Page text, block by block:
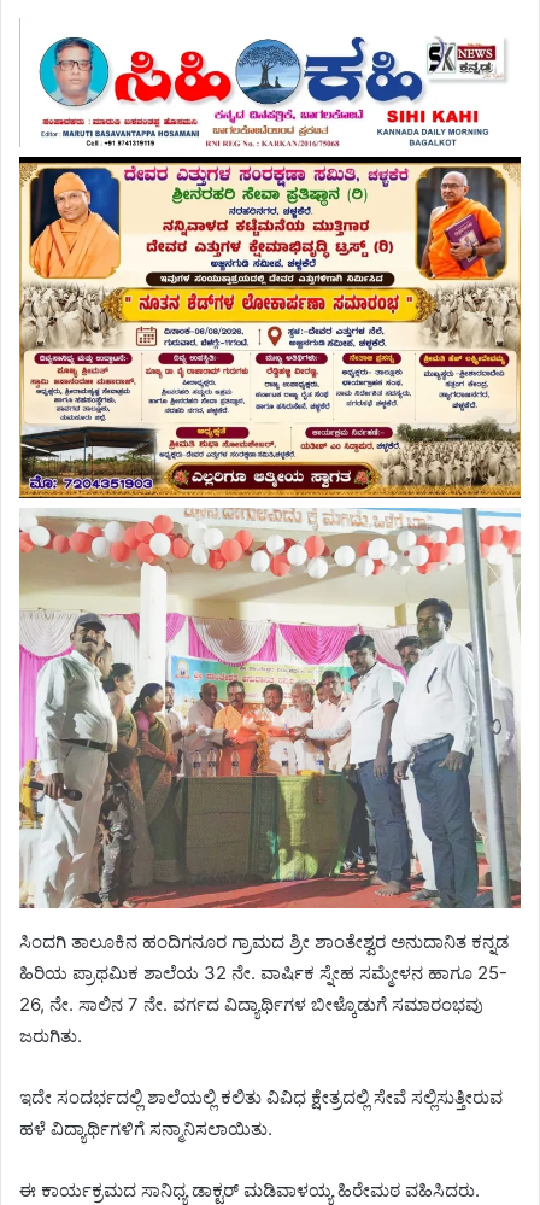
ಸಿಂದಗಿ ತಾಲೂಕಿನ ಹಂದಿಗನೂರ ಗ್ರಾಮದ ಶ್ರೀ ಶಾಂತೇಶ್ವರ ಅನುದಾನಿತ ಕನ್ನಡ
ಹಿರಿಯ ಪ್ರಾಥಮಿಕ ಶಾಲೆಯ 32 ನೇ. ವಾರ್ಷಿಕ ಸ್ನೇಹ ಸಮ್ಮೇಳನ ಹಾಗೂ 25-
26, ನೇ. ಸಾಲಿನ 7 ನೇ. ವರ್ಗದ ವಿದ್ಯಾರ್ಥಿಗಳ ಬೀಳ್ಕೊಡುಗೆ ಸಮಾರಂಭವು
ಜರುಗಿತು.
ಇದೇ ಸಂದರ್ಭದಲ್ಲಿ ಶಾಲೆಯಲ್ಲಿ ಕಲಿತು ವಿವಿಧ ಕ್ಷೇತ್ರದಲ್ಲಿ ಸೇವೆ ಸಲ್ಲಿಸುತ್ತೀರುವ
ಹಳೆ ವಿದ್ಯಾರ್ಥಿಗಳಿಗೆ ಸನ್ಮಾನಿಸಲಾಯಿತು.
ಈ ಕಾರ್ಯಕ್ರಮದ ಸಾನಿಧ್ಯ ಡಾಕ್ಟರ್ ಮಡಿವಾಳಯ್ಯ ಹಿರೇಮಠ ವಹಿಸಿದರು.